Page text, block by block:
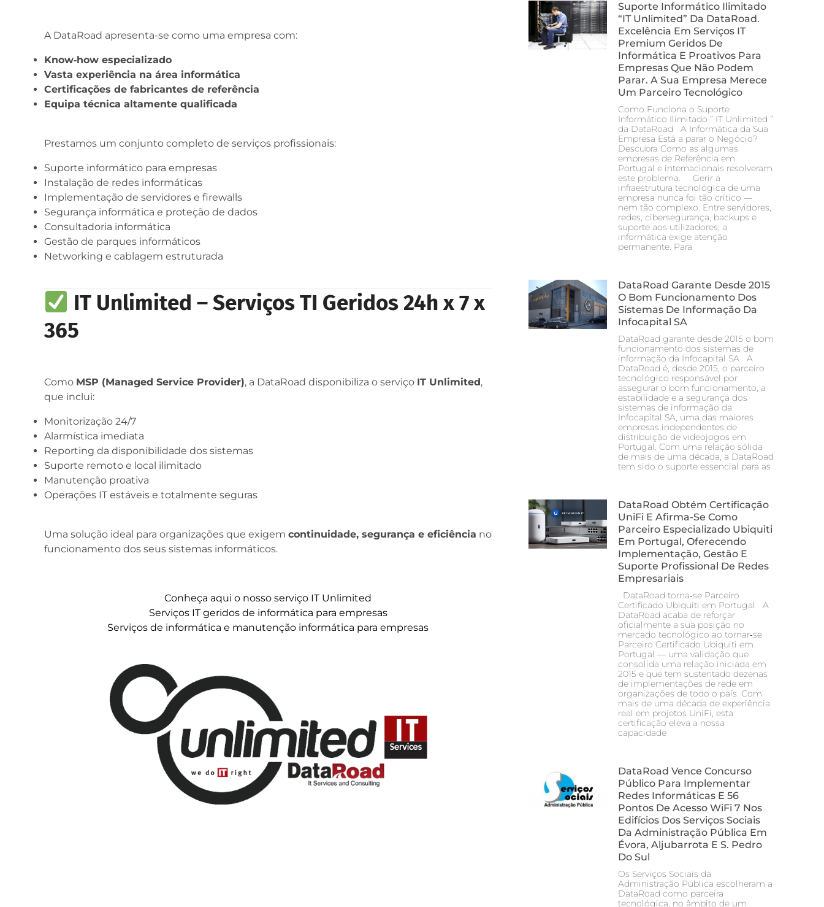
A DataRoad apresenta-se como uma empresa com:
Know‑how especializado
Vasta experiência na área informática
Certificações de fabricantes de referência
Equipa técnica altamente qualificada
Prestamos um conjunto completo de serviços profissionais:
Suporte informático para empresas
Instalação de redes informáticas
Implementação de servidores e firewalls
Segurança informática e proteção de dados
Consultadoria informática
Gestão de parques informáticos
Networking e cablagem estruturada
IT Unlimited – Serviços TI Geridos 24h x 7 x
365
Como MSP (Managed Service Provider), a DataRoad disponibiliza o serviço IT Unlimited ,
que inclui:
Monitorização 24/7
Alarmística imediata
Reporting da disponibilidade dos sistemas
Suporte remoto e local ilimitado
Manutenção proativa
Operações IT estáveis e totalmente seguras
Uma solução ideal para organizações que exigem continuidade, segurança e eficiência no
funcionamento dos seus sistemas informáticos.
Conheça aqui o nosso serviço IT Unlimited
Serviços IT geridos de informática para empresas
Serviços de informática e manutenção informática para empresas
Suporte Informático Ilimitado
“IT Unlimited” Da DataRoad.
Excelência Em Serviços IT
Premium Geridos De
Informática E Proativos Para
Empresas Que Não Podem
Parar. A Sua Empresa Merece
Um Parceiro Tecnológico
Como Funciona o Suporte
Informático Ilimitado ” IT Unlimited ”
da DataRoad A Informática da Sua
Empresa Está a parar o Negócio?
Descubra Como as algumas
empresas de Referência em
Portugal e internacionais resolveram
este problema. Gerir a
infraestrutura tecnológica de uma
empresa nunca foi tão crítico —
nem tão complexo. Entre servidores,
redes, cibersegurança, backups e
suporte aos utilizadores, a
informática exige atenção
permanente. Para
DataRoad Garante Desde 2015
O Bom Funcionamento Dos
Sistemas De Informação Da
Infocapital SA
DataRoad garante desde 2015 o bom
funcionamento dos sistemas de
informação da Infocapital SA A
DataRoad é, desde 2015, o parceiro
tecnológico responsável por
assegurar o bom funcionamento, a
estabilidade e a segurança dos
sistemas de informação da
Infocapital SA, uma das maiores
empresas independentes de
distribuição de videojogos em
Portugal. Com uma relação sólida
de mais de uma década, a DataRoad
tem sido o suporte essencial para as
DataRoad Obtém Certificação
UniFi E Afirma-Se Como
Parceiro Especializado Ubiquiti
Em Portugal, Oferecendo
Implementação, Gestão E
Suporte Profissional De Redes
Empresariais
DataRoad torna‑se Parceiro
Certificado Ubiquiti em Portugal A
DataRoad acaba de reforçar
oficialmente a sua posição no
mercado tecnológico ao tornar‑se
Parceiro Certificado Ubiquiti em
Portugal — uma validação que
consolida uma relação iniciada em
2015 e que tem sustentado dezenas
de implementações de rede em
organizações de todo o país. Com
mais de uma década de experiência
real em projetos UniFi, esta
certificação eleva a nossa
capacidade
DataRoad Vence Concurso
Público Para Implementar
Redes Informáticas E 56
Pontos De Acesso WiFi 7 Nos
Edifícios Dos Serviços Sociais
Da Administração Pública Em
Évora, Aljubarrota E S. Pedro
Do Sul
Os Serviços Sociais da
Administração Pública escolheram a
DataRoad como parceira
tecnológica, no âmbito de um